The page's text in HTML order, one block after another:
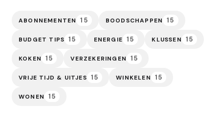
ABONNEMENTEN 15 BOODSCHAPPEN 15
BUDGET TIPS 15 ENERGIE 15 KLUSSEN 15
KOKEN 15 VERZEKERINGEN 15
VRIJE TIJD & UITJES 15 WINKELEN 15
WONEN 15